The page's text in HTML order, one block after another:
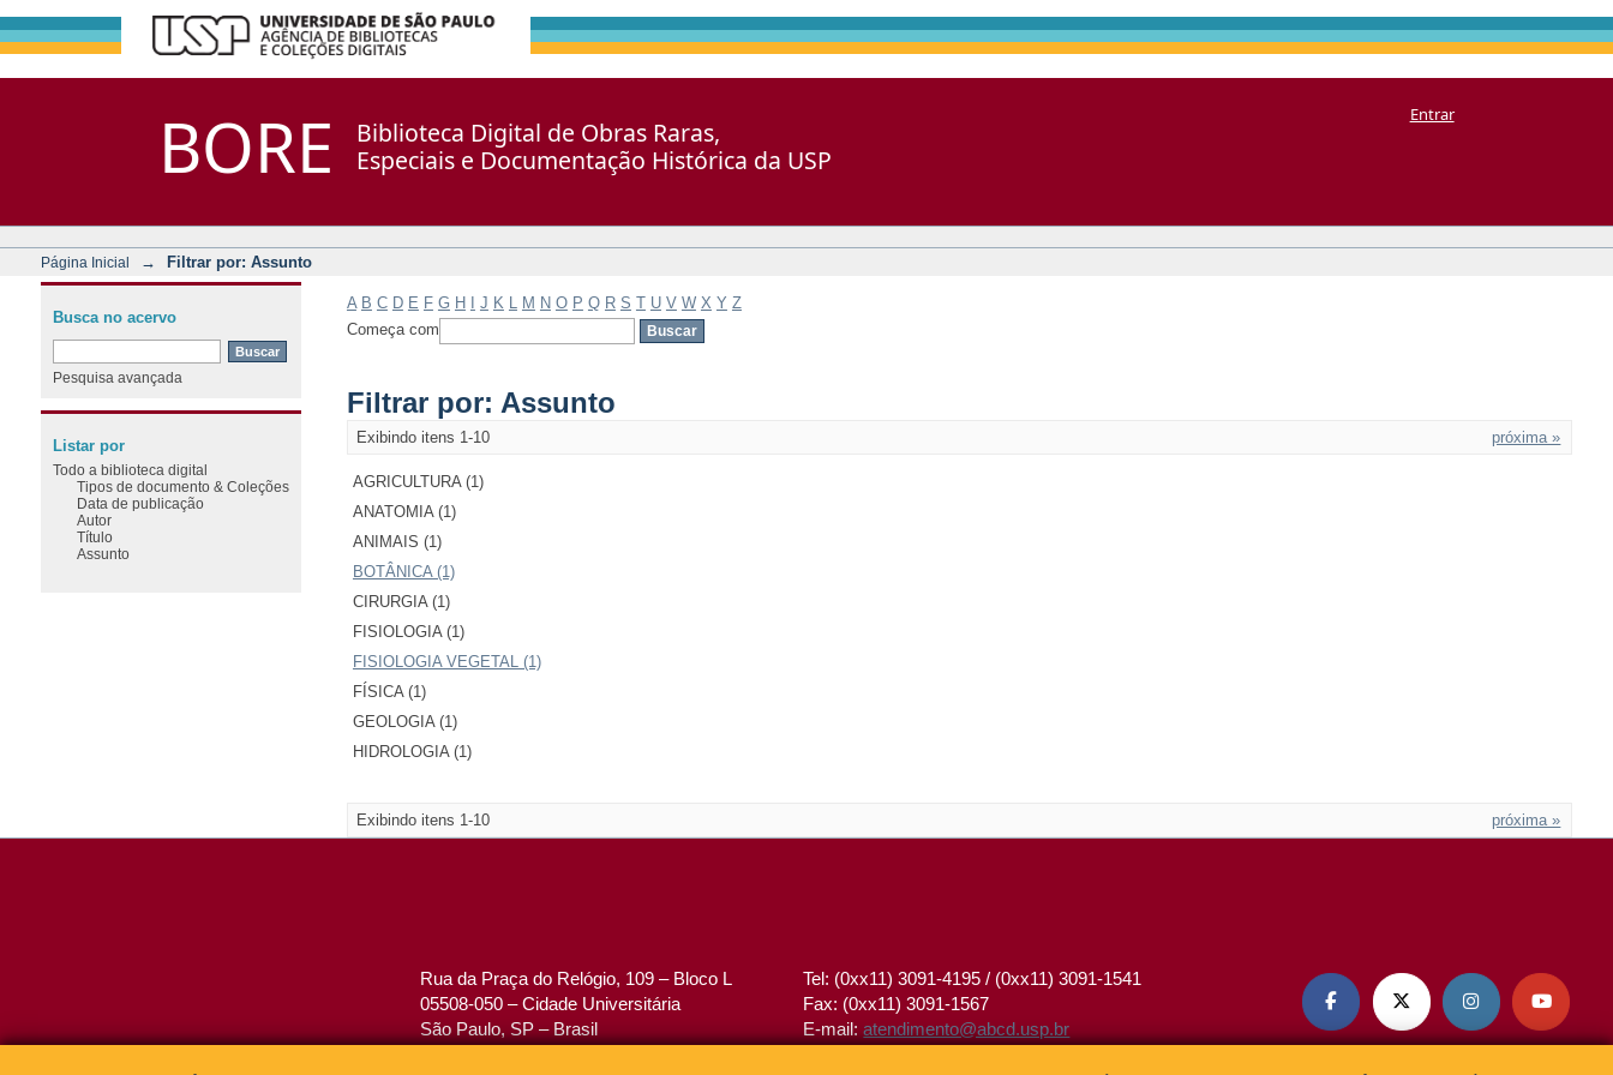
BORE
Biblioteca Digital de Obras Raras,
Especiais e Documentação Histórica da USP
Entrar
Página Inicial → Filtrar por: Assunto
A B C D E F G H J K M N O P Q R S T U V W X Y Z
Começa com
Filtrar por: Assunto
Exibindo itens 1-10 próxima »
AGRICULTURA (1)
ANATOMIA (1)
ANIMAIS (1)
BOTÂNICA (1)
CIRURGIA (1)
FISIOLOGIA (1)
FISIOLOGIA VEGETAL (1)
FÍSICA (1)
GEOLOGIA (1)
HIDROLOGIA (1)
Exibindo itens 1-10 próxima »
Busca no acervo
Pesquisa avançada
Listar por
Todo a biblioteca digital
Tipos de documento & Coleções
Data de publicação
Autor
Título
Assunto
Rua da Praça do Relógio, 109 – Bloco L
05508-050 – Cidade Universitária
São Paulo, SP – Brasil
Tel: (0xx11) 3091-4195 / (0xx11) 3091-1541
Fax: (0xx11) 3091-1567
E-mail:atendimento@abcd.usp.br
   